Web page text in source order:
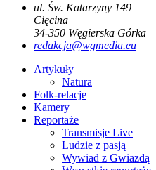
ul. Św. Katarzyny 149
Cięcina
34-350 Węgierska Górka
redakcja@wgmedia.eu
Artykuły
Natura
Folk-relacje
Kamery
Reportaże
Transmisje Live
Ludzie z pasją
Wywiad z Gwiazdą